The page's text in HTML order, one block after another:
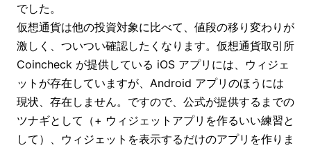
でした。
仮想通貨は他の投資対象に比べて、値段の移り変わりが
激しく、ついつい確認したくなります。仮想通貨取引所
Coincheck が提供している iOS アプリには、ウィジェ
ットが存在していますが、Android アプリのほうには
現状、存在しません。ですので、公式が提供するまでの
ツナギとして（+ ウィジェットアプリを作るいい練習と
して）、ウィジェットを表示するだけのアプリを作りま